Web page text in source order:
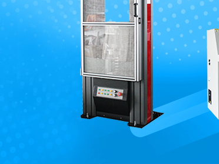
济南中创工业测试系统有限公司
钻杆扭转试验